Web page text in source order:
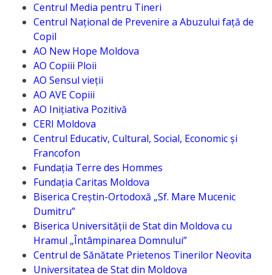
Anticorupție
Știri
și
Evenimente
Acte
și
regulamente
Legislație
internațională
Legislație
Centrul Media pentru Tineri
Centrul Naţional de Prevenire a Abuzului faţă de
Copil
AO New Hope Moldova
AO Copiii Ploii
AO Sensul vieții
AO AVE Copiii
AO Inițiativa Pozitivă
CERI Moldova
Centrul Educativ, Cultural, Social, Economic și
Francofon
Fundația Terre des Hommes
Fundația Caritas Moldova
Biserica Creștin-Ortodoxă „Sf. Mare Mucenic
Dumitru”
Biserica Universității de Stat din Moldova cu
Hramul „Întâmpinarea Domnului”
Centrul de Sănătate Prietenos Tinerilor Neovita
Universitatea de Stat din Moldova